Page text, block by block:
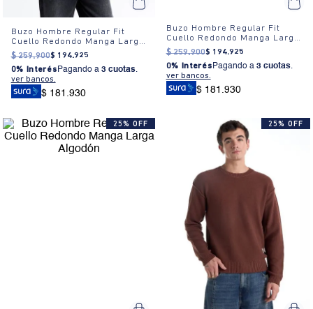
Buzo Hombre Regular Fit
Cuello Redondo Manga Larga
Algodón
$ 259.900$ 194.925
0% Interés Pagando a 3 cuotas.
ver bancos.
$ 181.930
Buzo Hombre Regular Fit
Cuello Redondo Manga Larga
Algodón
$ 259.900$ 194.925
0% Interés Pagando a 3 cuotas.
ver bancos.
$ 181.930
25% OFF 25% OFF